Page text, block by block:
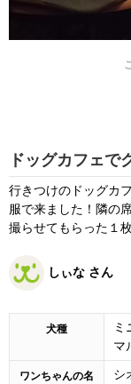
ドッグカフェで
行きつけのドッグカ
服で来ました！隣の
撮らせてもらった１枚
しぃな さん
犬種
ミ
マ
ワンちゃんの名
シ